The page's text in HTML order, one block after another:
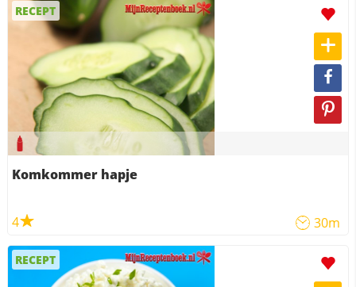
RECEPT
Komkommer hapje
4 30m
RECEPT